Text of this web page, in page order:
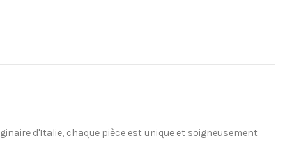
d'Italie, chaque pièce est unique et soigneusement